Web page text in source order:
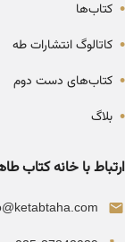
• کتاب‌ها
• کاتالوگ انتشارات طه
• کتاب‌های دست دوم
• بلاگ
ارتباط با خانه کتاب